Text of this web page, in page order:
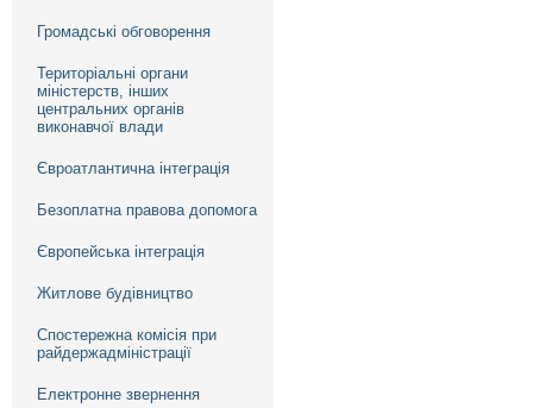
Громадські обговорення
Територіальні органи
міністерств, інших
центральних органів
виконавчої влади
Євроатлантична інтеграція
Безоплатна правова допомога
Європейська інтеграція
Житлове будівництво
Спостережна комісія при
райдержадміністрації
Електронне звернення